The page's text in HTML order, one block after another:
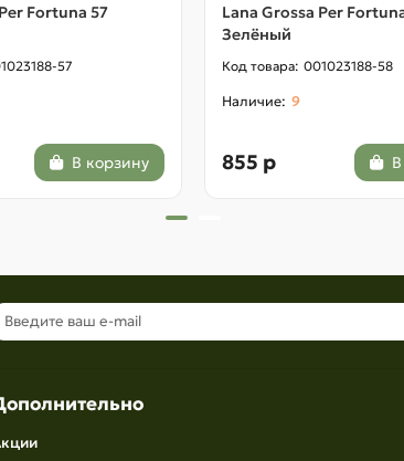
Fortuna 57
57
В корзину
Lana Grossa Per
Зелёный
001023188-58
9
855 р